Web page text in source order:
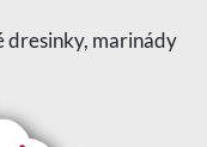
dresinky, marinády